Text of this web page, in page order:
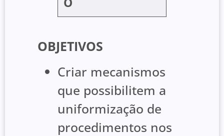
OBJETIVOS
Criar mecanismos
que possibilitem a
uniformização de
procedimentos nos